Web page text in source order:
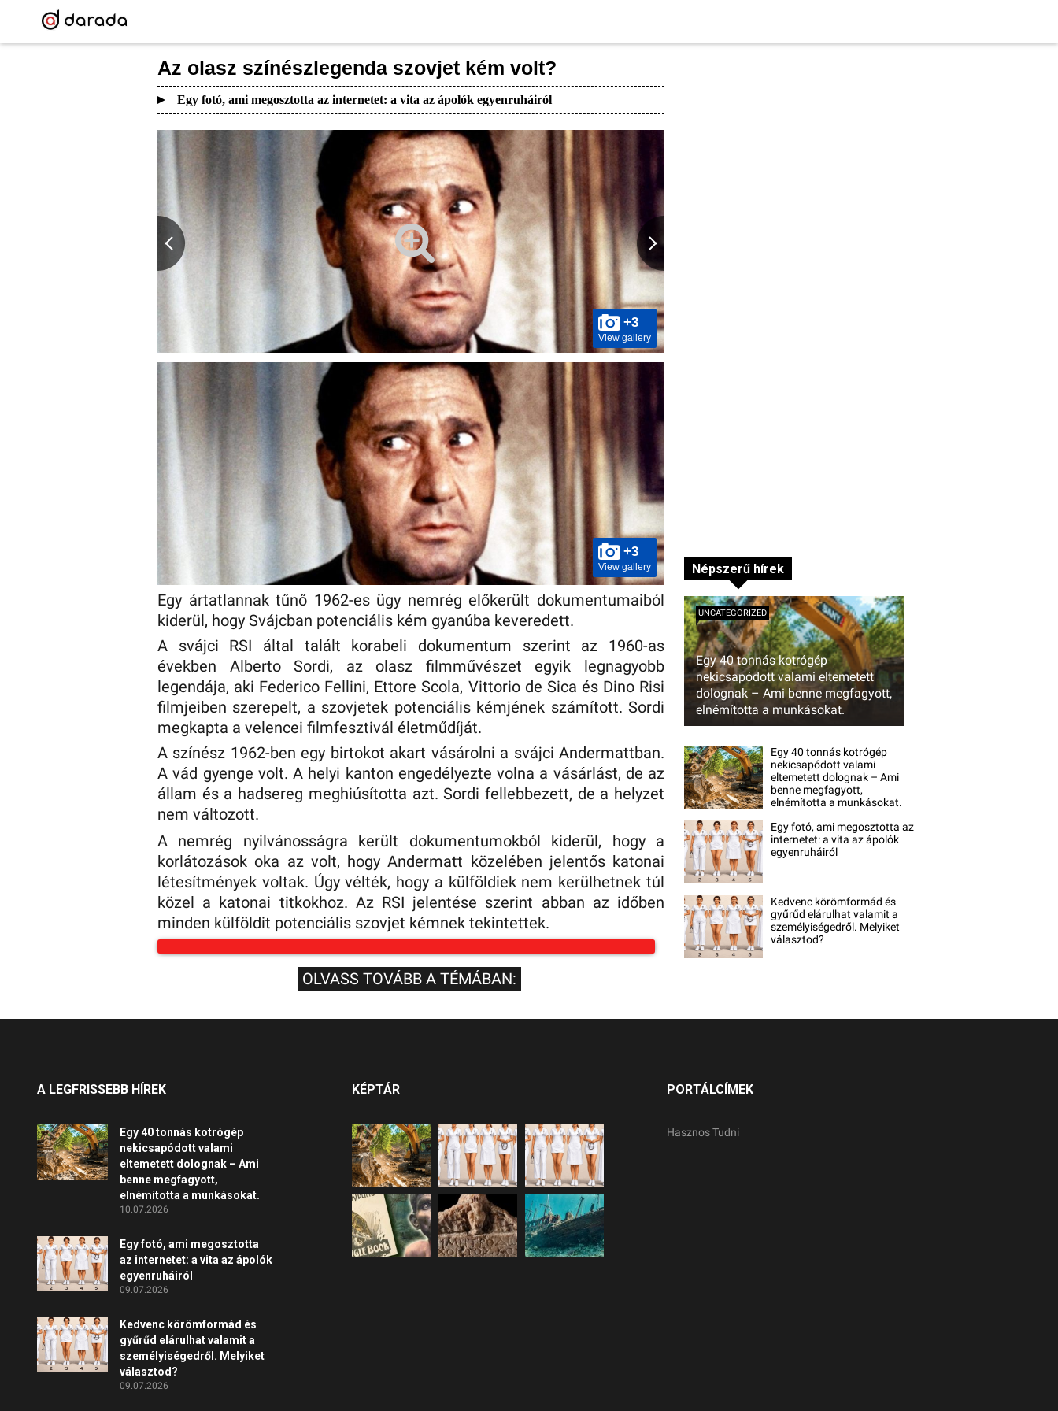
Az olasz színészlegenda szovjet kém volt?
Egy fotó, ami megosztotta az internetet: a vita az ápolók egyenruháiról
+3
View gallery
+3
View gallery
Egy ártatlannak tűnő 1962-es ügy nemrég előkerült dokumentumaiból
kiderül, hogy Svájcban potenciális kém gyanúba keveredett.
A svájci RSI által talált korabeli dokumentum szerint az 1960-as
években Alberto Sordi, az olasz filmművészet egyik legnagyobb
legendája, aki Federico Fellini, Ettore Scola, Vittorio de Sica és Dino Risi
filmjeiben szerepelt, a szovjetek potenciális kémjének számított. Sordi
megkapta a velencei filmfesztivál életműdíját.
A színész 1962-ben egy birtokot akart vásárolni a svájci Andermattban.
A vád gyenge volt. A helyi kanton engedélyezte volna a vásárlást, de az
állam és a hadsereg meghiúsította azt. Sordi fellebbezett, de a helyzet
nem változott.
A nemrég nyilvánosságra került dokumentumokból kiderül, hogy a
korlátozások oka az volt, hogy Andermatt közelében jelentős katonai
létesítmények voltak. Úgy vélték, hogy a külföldiek nem kerülhetnek túl
közel a katonai titkokhoz. Az RSI jelentése szerint abban az időben
minden külföldit potenciális szovjet kémnek tekintettek.
OLVASS TOVÁBB A TÉMÁBAN:
Népszerű hírek
Egy 40 tonnás kotrógép
nekicsapódott valami eltemetett
dolognak – Ami benne megfagyott,
elnémította a munkásokat.
UNCATEGORIZED
Egy 40 tonnás kotrógép
nekicsapódott valami
eltemetett dolognak – Ami
benne megfagyott,
elnémította a munkásokat.
Egy fotó, ami megosztotta az
internetet: a vita az ápolók
egyenruháiról
Kedvenc körömformád és
gyűrűd elárulhat valamit a
személyiségedről. Melyiket
választod?
A LEGFRISSEBB HÍREK
Egy 40 tonnás kotrógép
nekicsapódott valami
eltemetett dolognak – Ami
benne megfagyott,
elnémította a munkásokat.
10.07.2026
Egy fotó, ami megosztotta
az internetet: a vita az ápolók
egyenruháiról
09.07.2026
Kedvenc körömformád és
gyűrűd elárulhat valamit a
személyiségedről. Melyiket
választod?
09.07.2026
KÉPTÁR PORTÁLCÍMEK
Hasznos Tudni